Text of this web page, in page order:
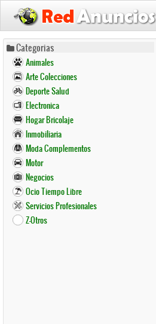
Pasar
contenido
principal
Categorias
Animales
Arte Colecciones
Deporte Salud
Electronica
Hogar Bricolaje
Inmobiliaria
Moda Complementos
Motor
Negocios
Ocio Tiempo Libre
Servicios Profesionales
Z-Otros